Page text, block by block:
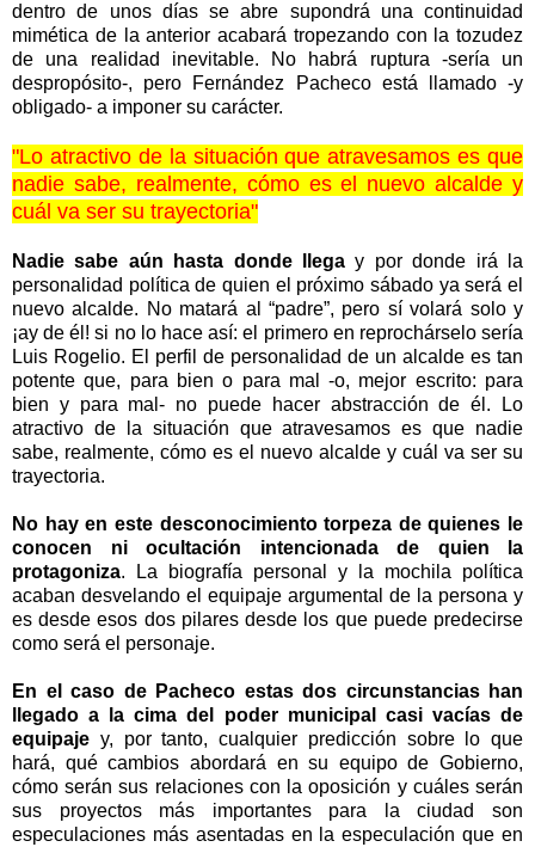
dentro de unos días se abre supondrá una continuidad
mimética de la anterior acabará tropezando con la tozudez
de una realidad inevitable. No habrá ruptura -sería un
despropósito-, pero Fernández Pacheco está llamado -y
obligado- a imponer su carácter.
"Lo atractivo de la situación que atravesamos es que
nadie sabe, realmente, cómo es el nuevo alcalde y
cuál va ser su trayectoria"
Nadie sabe aún hasta donde llega y por donde irá la
personalidad política de quien el próximo sábado ya será el
nuevo alcalde. No matará al “padre”, pero sí volará solo y
¡ay de él! si no lo hace así: el primero en reprochárselo sería
Luis Rogelio. El perfil de personalidad de un alcalde es tan
potente que, para bien o para mal -o, mejor escrito: para
bien y para mal- no puede hacer abstracción de él. Lo
atractivo de la situación que atravesamos es que nadie
sabe, realmente, cómo es el nuevo alcalde y cuál va ser su
trayectoria.
No hay en este desconocimiento torpeza de quienes le
conocen ni ocultación intencionada de quien la
protagoniza. La biografía personal y la mochila política
acaban desvelando el equipaje argumental de la persona y
es desde esos dos pilares desde los que puede predecirse
como será el personaje.
En el caso de Pacheco estas dos circunstancias han
llegado a la cima del poder municipal casi vacías de
equipaje y, por tanto, cualquier predicción sobre lo que
hará, qué cambios abordará en su equipo de Gobierno,
cómo serán sus relaciones con la oposición y cuáles serán
sus proyectos más importantes para la ciudad son
especulaciones más asentadas en la especulación que en